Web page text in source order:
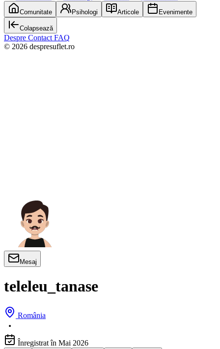
Comunitate Psihologi Articole Evenimente
Colapsează
Despre Contact FAQ
© 2026 despresuflet.ro
Mesaj
teleleu_tanase
România
Înregistrat în Mai 2026